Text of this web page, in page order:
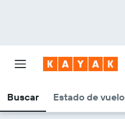
Buscar Estado de vuelo